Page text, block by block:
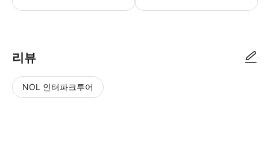
리뷰
NOL 인터파크투어